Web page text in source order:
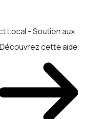
Local - Soutien aux
Découvrez cette aide